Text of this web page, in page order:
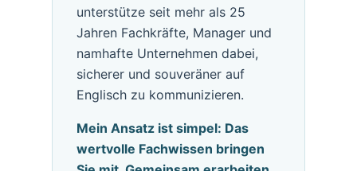
unterstütze seit mehr als 25
Jahren Fachkräfte, Manager und
namhafte Unternehmen dabei,
sicherer und souveräner auf
Englisch zu kommunizieren.
Mein Ansatz ist simpel: Das
wertvolle Fachwissen bringen